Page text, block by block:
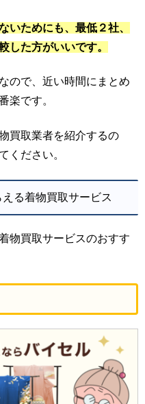
いためにも、最低２社、
した方がいいです。
ので、近い時間にまとめ
楽です。
買取業者を紹介するの
ください。
る着物買取サービス
物買取サービスのおすす